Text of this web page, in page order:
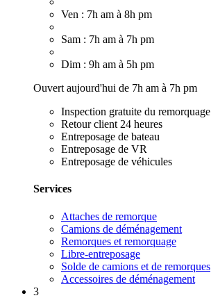
Ven : 7h am à 8h pm
Sam : 7h am à 7h pm
Dim : 9h am à 5h pm
Ouvert aujourd'hui de 7h am à 7h pm
Inspection gratuite du remorquage
Retour client 24 heures
Entreposage de bateau
Entreposage de VR
Entreposage de véhicules
Services
Attaches de remorque
Camions de déménagement
Remorques et remorquage
Libre-entreposage
Solde de camions et de remorques
Accessoires de déménagement
3